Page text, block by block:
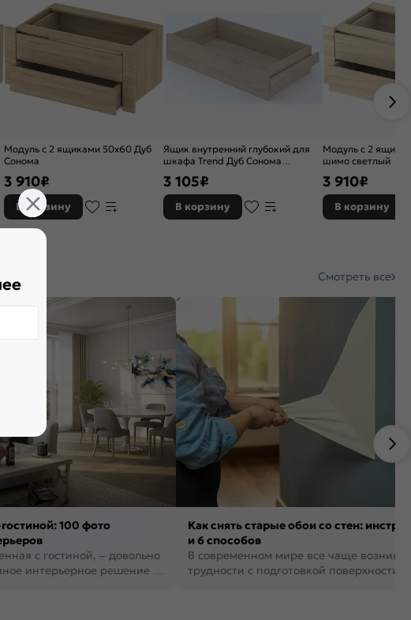
Модуль с 2 ящиками 50х60 Дуб
Сонома
3 910₽
В корзину
Ящик внутренний глубокий для
шкафа Trend Дуб Сонома
3 105₽
В корзину
Модуль с 2
шимо светлый
3 910₽
В корзину
Смотреть все
100 фото
с гостиной, – довольно
интерьерное решение в
Как снять старые обои со стен:
и 6 способов
В современном мире все чаще
трудности с подготовкой поверхности